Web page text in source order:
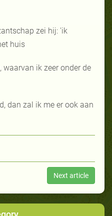
zei hij: 'ik
huis
ik zeer onder de
dan zal ik me er ook aan
Next article